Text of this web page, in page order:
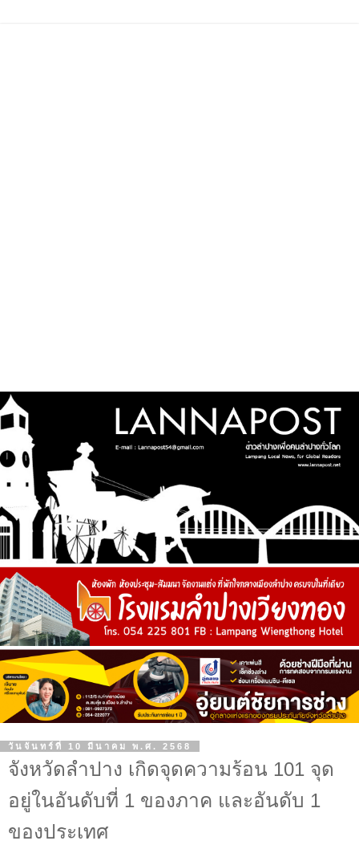
วันจันทร์ที่ 10 มีนาคม พ.ศ. 2568
จังหวัดลำปาง เกิดจุดความร้อน 101 จุด
อยู่ในอันดับที่ 1 ของภาค และอันดับ 1
ของประเทศ